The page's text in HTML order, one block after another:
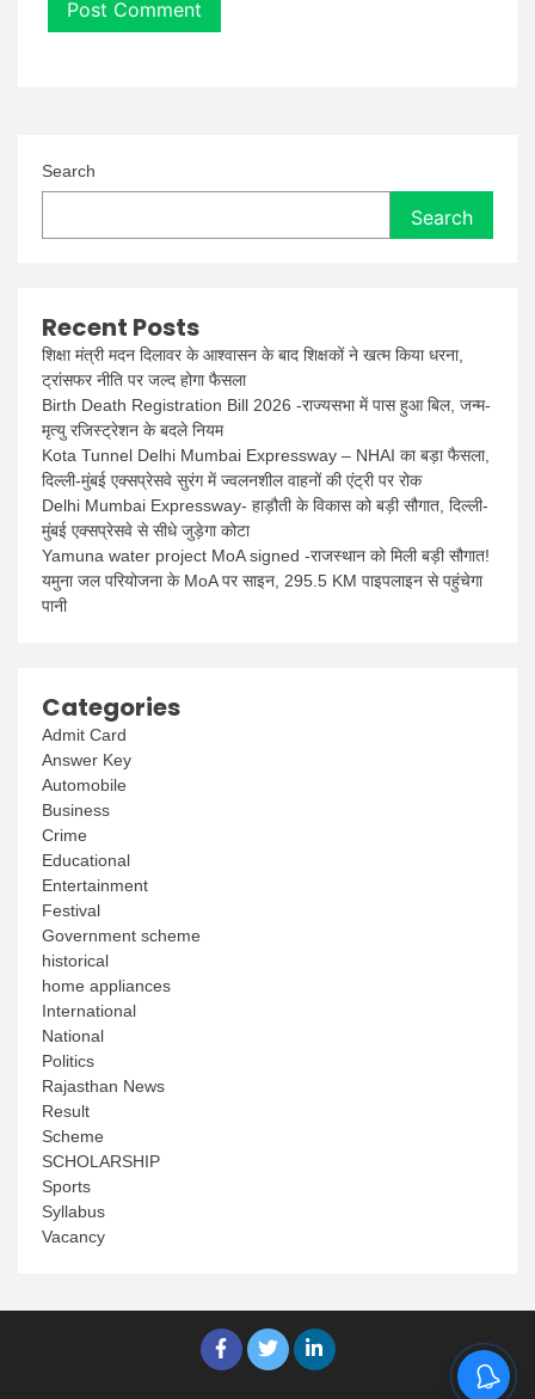
Search
Search
Recent Posts
शिक्षा मंत्री मदन दिलावर के आश्वासन के बाद शिक्षकों ने खत्म किया धरना,
ट्रांसफर नीति पर जल्द होगा फैसला
Birth Death Registration Bill 2026 -राज्यसभा में पास हुआ बिल, जन्म-
मृत्यु रजिस्ट्रेशन के बदले नियम
Kota Tunnel Delhi Mumbai Expressway – NHAI का बड़ा फैसला,
दिल्ली-मुंबई एक्सप्रेसवे सुरंग में ज्वलनशील वाहनों की एंट्री पर रोक
Delhi Mumbai Expressway- हाड़ौती के विकास को बड़ी सौगात, दिल्ली-
मुंबई एक्सप्रेसवे से सीधे जुड़ेगा कोटा
Yamuna water project MoA signed -राजस्थान को मिली बड़ी सौगात!
यमुना जल परियोजना के MoA पर साइन, 295.5 KM पाइपलाइन से पहुंचेगा
पानी
Categories
Admit Card
Answer Key
Automobile
Business
Crime
Educational
Entertainment
Festival
Government scheme
historical
home appliances
International
National
Politics
Rajasthan News
Result
Scheme
SCHOLARSHIP
Sports
Syllabus
Vacancy